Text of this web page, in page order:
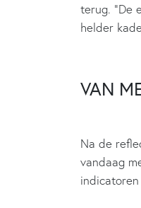
terug. “De
helder
VAN
Na de
vandaag